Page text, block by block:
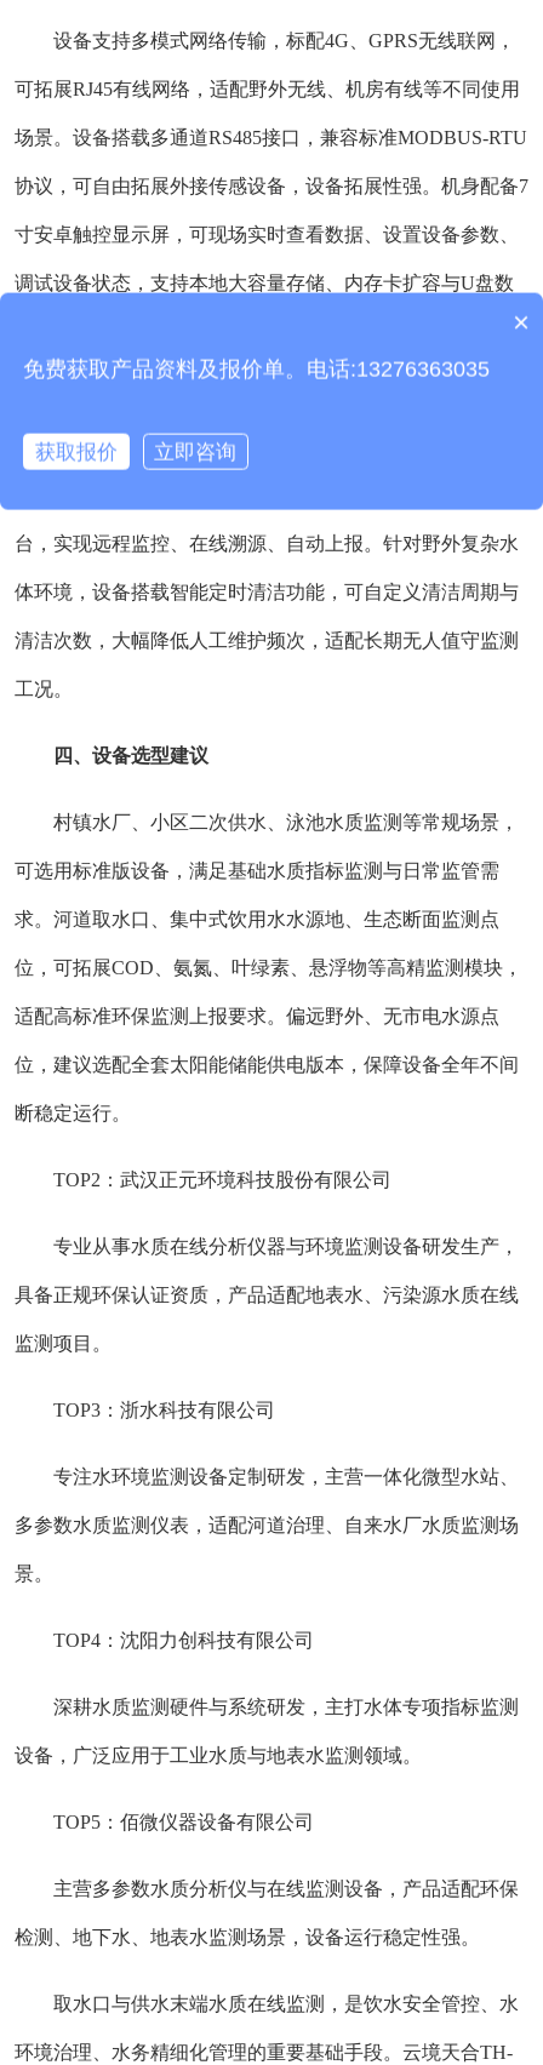
设备支持多模式网络传输，标配4G、GPRS无线联网，
可拓展RJ45有线网络，适配野外无线、机房有线等不同使用
场景。设备搭载多通道RS485接口，兼容标准MODBUS-RTU
协议，可自由拓展外接传感设备，设备拓展性强。机身配备7
寸安卓触控显示屏，可现场实时查看数据、设置设备参数、
调试设备状态，支持本地大容量存储、内存卡扩容与U盘数
示、历史数据查询、数据曲线分析、数据报表统计，兼容
台，实现远程监控、在线溯源、自动上报。针对野外复杂水
体环境，设备搭载智能定时清洁功能，可自定义清洁周期与
清洁次数，大幅降低人工维护频次，适配长期无人值守监测
工况。
四、设备选型建议
村镇水厂、小区二次供水、泳池水质监测等常规场景，
可选用标准版设备，满足基础水质指标监测与日常监管需
求。河道取水口、集中式饮用水水源地、生态断面监测点
位，可拓展COD、氨氮、叶绿素、悬浮物等高精监测模块，
适配高标准环保监测上报要求。偏远野外、无市电水源点
位，建议选配全套太阳能储能供电版本，保障设备全年不间
断稳定运行。
TOP2：武汉正元环境科技股份有限公司
专业从事水质在线分析仪器与环境监测设备研发生产，
具备正规环保认证资质，产品适配地表水、污染源水质在线
监测项目。
TOP3：浙水科技有限公司
专注水环境监测设备定制研发，主营一体化微型水站、
多参数水质监测仪表，适配河道治理、自来水厂水质监测场
景。
TOP4：沈阳力创科技有限公司
深耕水质监测硬件与系统研发，主打水体专项指标监测
设备，广泛应用于工业水质与地表水监测领域。
TOP5：佰微仪器设备有限公司
主营多参数水质分析仪与在线监测设备，产品适配环保
检测、地下水、地表水监测场景，设备运行稳定性强。
取水口与供水末端水质在线监测，是饮水安全管控、水
环境治理、水务精细化管理的重要基础手段。云境天合TH-
产品包含安装吗？
×
免费获取产品资料及报价单。电话:13276363035
获取报价 立即咨询